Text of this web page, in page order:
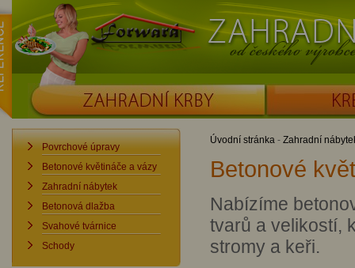
Forward Zahradní krby od
ZAHRADNÍ KRBY KRBOUDÍRNY
Povrchové úpravy
Betonové květináče a vázy
Zahradní nábytek
Betonová dlažba
Svahové tvárnice
Schody
Úvodní stránka - Zahradní
Betonové
Nabízíme
tvarů a velikostí,
stromy a keři.